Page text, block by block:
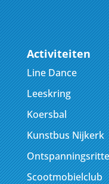
Activiteiten
Line Dance
Leeskring
Koersbal
Kunstbus Nijkerk
Scootmobielclub